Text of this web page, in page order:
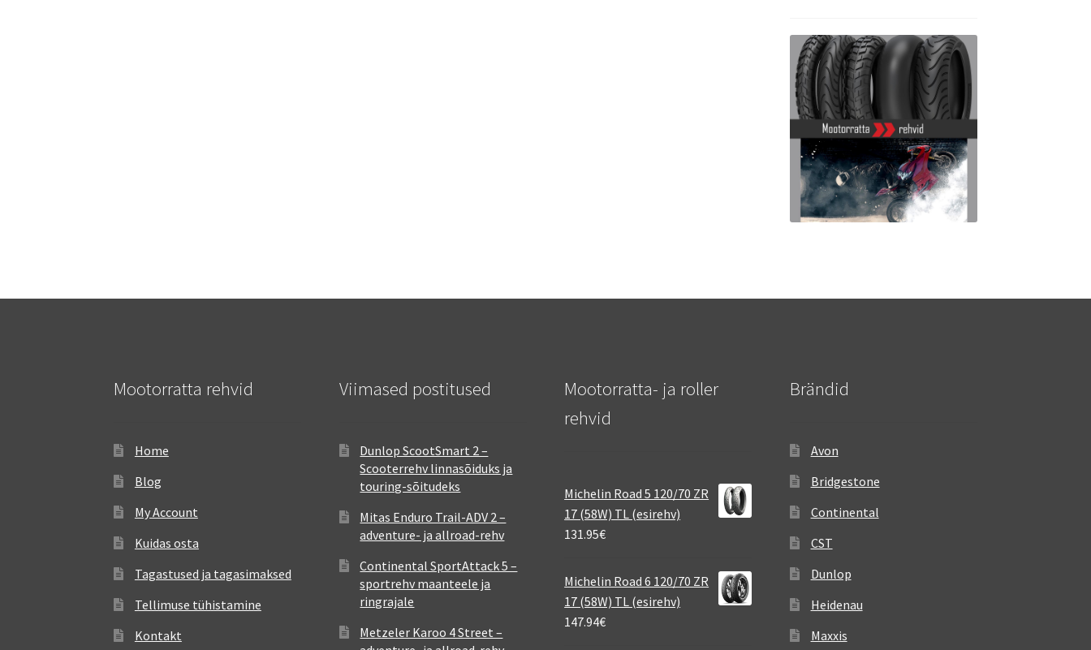
Mootorratta rehvid
Home
Blog
My Account
Kuidas osta
Tagastused ja tagasimaksed
Tellimuse tühistamine
Kontakt
Viimased postitused
Dunlop ScootSmart 2 –
Scooterrehv linnasõiduks ja
touring-sõitudeks
Mitas Enduro Trail-ADV 2 –
adventure- ja allroad-rehv
Continental SportAttack 5 –
sportrehv maanteele ja
ringrajale
Metzeler Karoo 4 Street –
Mootorratta- ja roller
rehvid
Michelin Road 5 120/70 ZR
17 (58W) TL (esirehv)
131.95€
Michelin Road 6 120/70 ZR
17 (58W) TL (esirehv)
147.94€
Brändid
Avon
Bridgestone
Continental
CST
Dunlop
Heidenau
Maxxis